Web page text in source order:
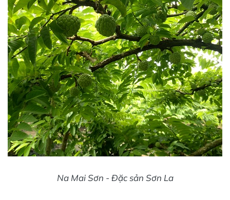
Na Mai Sơn - Đặc sản Sơn La